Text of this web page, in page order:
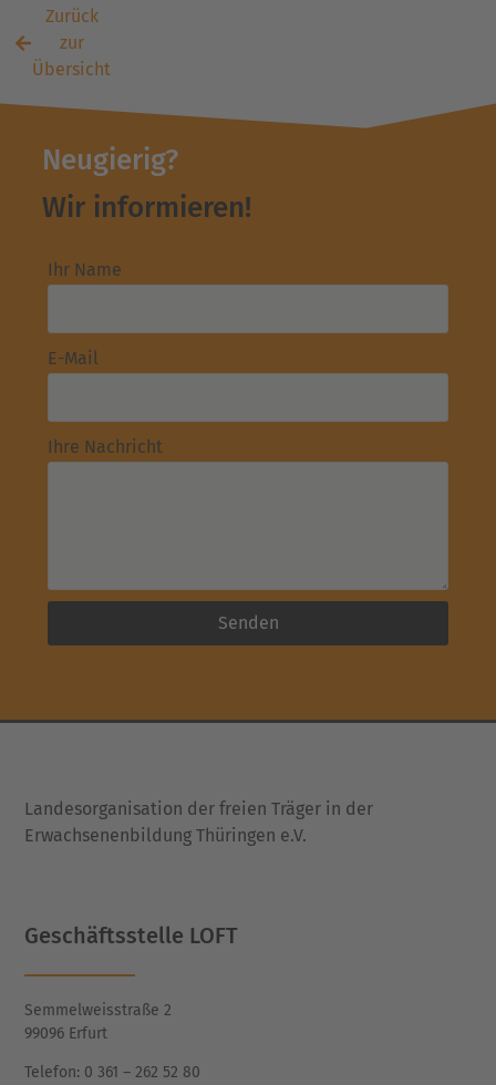
Zurück
zur
Übersicht
Neugierig?
Wir informieren!
Ihr Name
E-Mail
Ihre Nachricht
Senden
Landesorganisation der freien Träger in der
Erwachsenenbildung Thüringen e.V.
Geschäftsstelle LOFT
Semmelweisstraße 2
99096 Erfurt
Telefon: 0 361 – 262 52 80